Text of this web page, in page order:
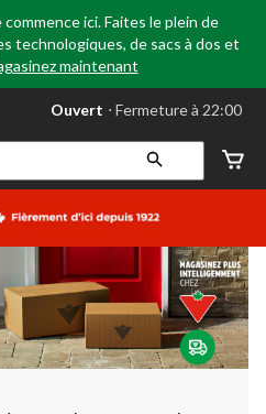
ici. Faites le plein de
technologiques, de sacs à dos et
maintenant
votre
préféré
Leduc,
AB,
courament
Fermeture
à
22:00
cliquer
pour
changer
Ouvert ⋅ Fermeture à 22:00